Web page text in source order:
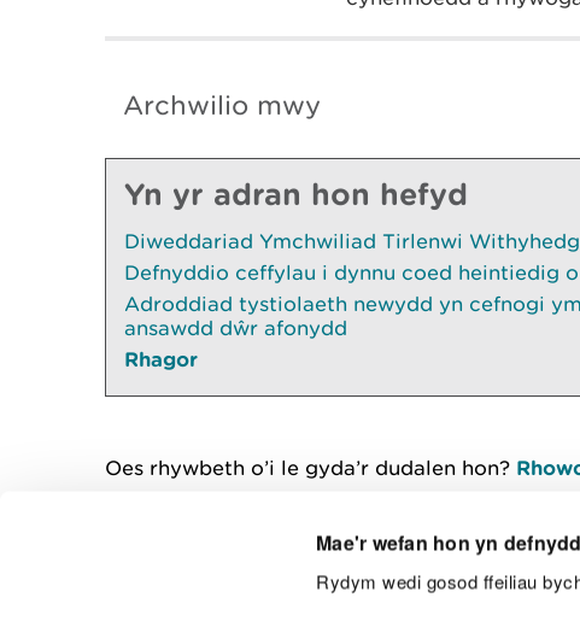
Mae'r wefan hon yn
Rydym wedi gosod ffeiliau
Archwilio mwy
Yn yr adran hon hefyd
Diweddariad Ymchwiliad Tirlenwi
Defnyddio ceffylau i dynnu coed heintiedig
Adroddiad tystiolaeth newydd yn cefnogi
ansawdd dŵr afonydd
Rhagor
Oes rhywbeth o’i le gyda’r dudalen hon?